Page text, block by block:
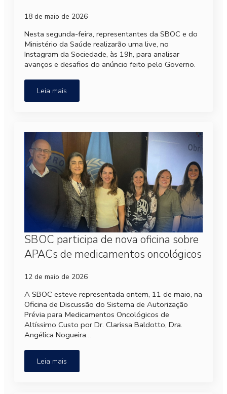
18 de maio de 2026
Nesta segunda-feira, representantes da SBOC e do
Ministério da Saúde realizarão uma live, no
Instagram da Sociedade, às 19h, para analisar
avanços e desafios do anúncio feito pelo Governo.
Leia mais
SBOC participa de nova oficina sobre
APACs de medicamentos oncológicos
12 de maio de 2026
A SBOC esteve representada ontem, 11 de maio, na
Oficina de Discussão do Sistema de Autorização
Prévia para Medicamentos Oncológicos de
Altíssimo Custo por Dr. Clarissa Baldotto, Dra.
Angélica Nogueira…
Leia mais